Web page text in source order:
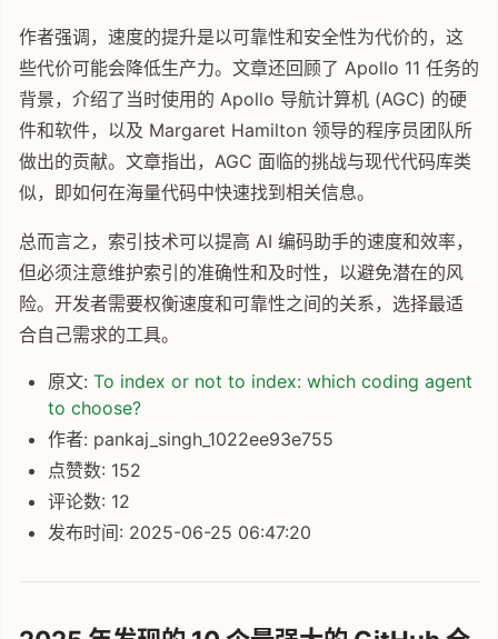
作者强调，速度的提升是以可靠性和安全性为代价的，这
些代价可能会降低生产力。文章还回顾了 Apollo 11 任务的
背景，介绍了当时使用的 Apollo 导航计算机 (AGC) 的硬
件和软件，以及 Margaret Hamilton 领导的程序员团队所
做出的贡献。文章指出，AGC 面临的挑战与现代代码库类
似，即如何在海量代码中快速找到相关信息。
总而言之，索引技术可以提高 AI 编码助手的速度和效率，
但必须注意维护索引的准确性和及时性，以避免潜在的风
险。开发者需要权衡速度和可靠性之间的关系，选择最适
合自己需求的工具。
原文: To index or not to index: which coding agent
to choose?
作者: pankaj_singh_1022ee93e755
点赞数: 152
评论数: 12
发布时间: 2025-06-25 06:47:20